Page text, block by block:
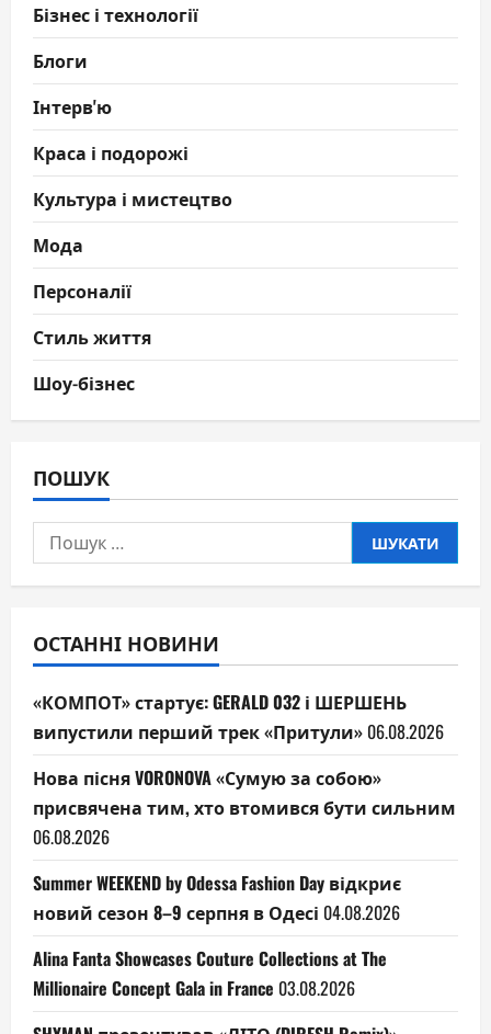
Бізнес і технології
Блоги
Інтерв'ю
Краса і подорожі
Культура і мистецтво
Мода
Персоналії
Стиль життя
Шоу-бізнес
ПОШУК
Пошук:
ОСТАННІ НОВИНИ
«КОМПОТ» стартує: GERALD 032 і ШЕРШЕНЬ
випустили перший трек «Притули» 06.08.2026
Нова пісня VORONOVA «Сумую за собою»
присвячена тим, хто втомився бути сильним
06.08.2026
Summer WEEKEND by Odessa Fashion Day відкриє
новий сезон 8–9 серпня в Одесі 04.08.2026
Alina Fanta Showcases Couture Collections at The
Millionaire Concept Gala in France 03.08.2026